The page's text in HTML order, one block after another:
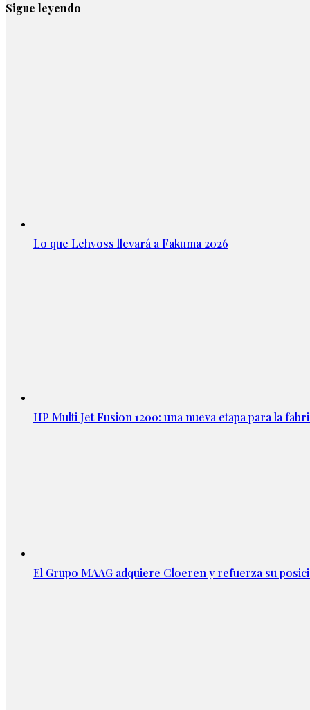
Sigue leyendo
Lo que Lehvoss llevará a Fakuma 2026
HP Multi Jet Fusion 1200: una nueva etapa para la
El Grupo MAAG adquiere Cloeren y refuerza su